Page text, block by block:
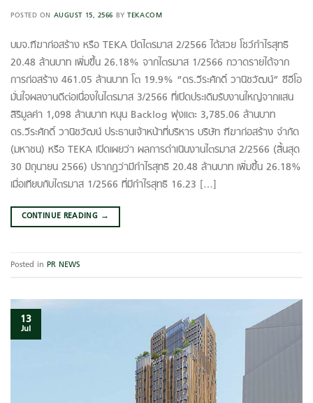
POSTED ON AUGUST 15, 2566 BYTEKACOM
บมจ.ฑีฆาก่อสร้าง หรือ TEKA ปิดไตรมาส 2/2566 ได้สวย โชว์กำไรสุทธิ
20.48 ล้านบาท เพิ่มขึ้น 26.18% จากไตรมาส 1/2566 กวาดรายได้จาก
การก่อสร้าง 461.05 ล้านบาท โต 19.9% “ดร.วีระศักดิ์ วานิชวัฒน์” ซีอีโอ
มั่นใจผลงานดีต่อเนื่องในไตรมาส 3/2566 ที่เปิดประเดิมรับงานใหญ่จากแสน
สิริมูลค่า 1,098 ล้านบาท หนุน Backlog พุ่งแตะ 3,785.06 ล้านบาท
ดร.วีระศักดิ์ วานิชวัฒน์ ประธานเจ้าหน้าที่บริหาร บริษัท ฑีฆาก่อสร้าง จำกัด
(มหาชน) หรือ TEKA เปิดเผยว่า ผลการดำเนินงานไตรมาส 2/2566 (สิ้นสุด
30 มิถุนายน 2566) ปรากฏว่ามีกำไรสุทธิ 20.48 ล้านบาท เพิ่มขึ้น 26.18%
เมื่อเทียบกับไตรมาส 1/2566 ที่มีกำไรสุทธิ 16.23 […]
CONTINUE READING →
Posted in PR NEWS
13
Jul